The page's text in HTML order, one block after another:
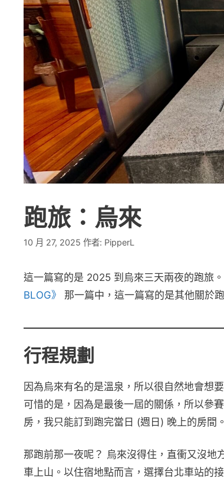
跑旅：烏來
10 月 27, 2025 作者: PipperL
這一篇寫的是 2025 到烏來三天兩夜的跑旅
BLOG》
那一篇中，這一篇寫的是其他關於
行程規劃
因為烏來有名的是溫泉，所以很自然地會想
可惜的是，因為是最後一屆的關係，所以參
房，我只能訂到跑完當日 (週日) 晚上的房間
那跑前那一夜呢？ 烏來沒得住，直衝又沒
車上山。以住宿地點而言，選擇台北車站的